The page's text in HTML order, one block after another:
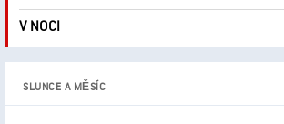
V NOCI
SLUNCE A MĚSÍC